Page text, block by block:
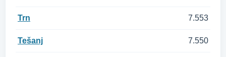
Trn 7.553
Tešanj 7.550